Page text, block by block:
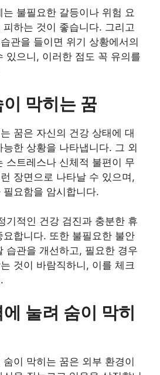
불필요한 갈등이나 위험 요
하는 것이 좋습니다. 그리고
관을 들이면 위기 상황에서의
있으니, 이러한 점도 꼭 유의를
막히는 꿈
꿈은 자신의 건강 상태에 대
한 상황을 나타냅니다. 그 외
스트레스나 신체적 불편이 무
장면으로 나타날 수 있으며,
요함을 암시합니다.
기적인 건강 검진과 충분한 휴
합니다. 또한 불필요한 불안
습관을 개선하고, 필요한 경우
것이 바람직하니, 이를 체크
눌려 숨이 막히
이 막히는 꿈은 외부 환경이